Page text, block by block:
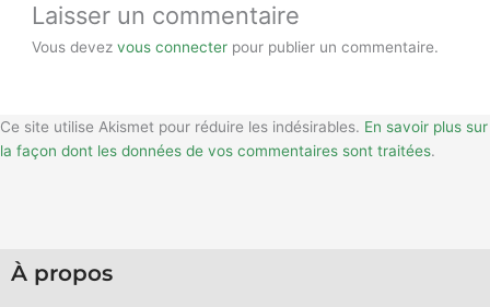
Laisser un commentaire
Vous devezvous connecter pour publier un commentaire.
Ce site utilise Akismet pour réduire les indésirables. En savoir plus sur
la façon dont les données de vos commentaires sont traitées.
À propos